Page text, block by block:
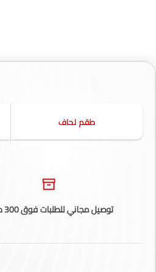
طقم لحاف
توصيل مجاني للطلبات فوق 300 درهم